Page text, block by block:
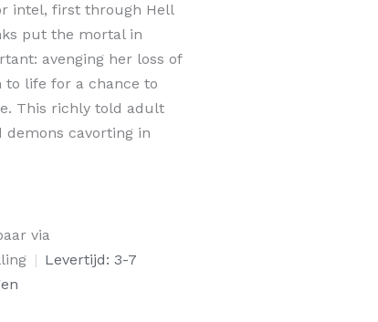
intel, first through Hell
put the mortal in
avenging her loss of
to life for a chance to
This richly told adult
demons cavorting in
via
| Levertijd: 3-7